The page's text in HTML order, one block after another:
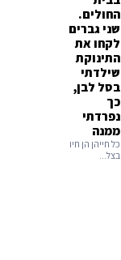
החולים.
שני גברים
לקחו את
התינוקת
שילדתי
בסל לבן,
כך
נפרדתי
ממנה
כל חייהן הן חיו
בצל...